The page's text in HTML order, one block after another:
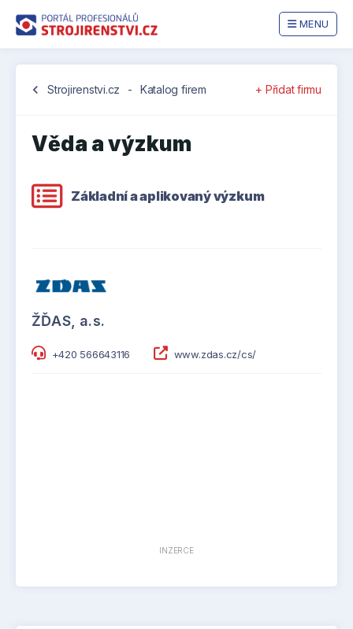
MENU
chevron_left Strojirenstvi.cz - Katalog firem + Přidat firmu
Věda a výzkum
Základní a aplikovaný výzkum
ŽĎAS, a.s.
+420 566643116 www.zdas.cz/cs/
INZERCE